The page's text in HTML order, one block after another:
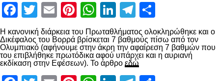
Facebook
Twitter
EmailPinterest
WhatsApp
LinkedIn
Telegram
Η κανονική διάρκεια του Πρωταθλήματος ολοκληρώθηκε και ο
Δικέφαλος του Βορρά βρίσκεται 7 βαθμούς πίσω από τον
Ολυμπιακό (αφήνουμε στην άκρη την αφαίρεση 7 βαθμών που
του επιβλήθηκε πρωτόδικα αφού υπάρχει και η αυριανή
εκδίκαση στην Εφέσεων). Το άρθρο εδώ